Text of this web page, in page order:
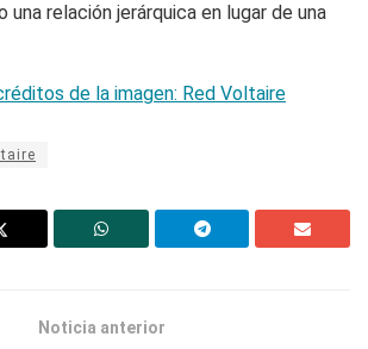
una relación jerárquica en lugar de una
de la imagen: Red Voltaire
Noticia anterior